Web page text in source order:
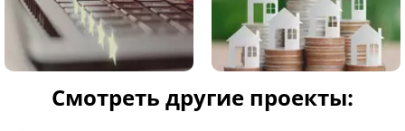
Смотреть другие проекты: